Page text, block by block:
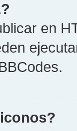
en